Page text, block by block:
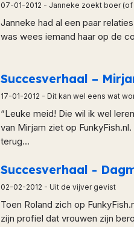
07-01-2012 - Janneke zoekt boer (of
Janneke had al een paar
was wees iemand haar op de
Succesverhaal –
17-01-2012 - Dit kan wel eens wat
“Leuke meid! Die wil ik wel
van Mirjam ziet op
terug...
Succesverhaal -
02-02-2012 - Uit de vijver gevist
Toen Roland zich op
zijn profiel dat vrouwen zijn